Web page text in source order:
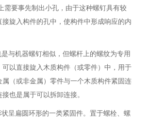
需要事先制出小孔，由于这种螺钉具有较
旋入构件的孔中，使构件中形成响应的内
与机器螺钉相似，但螺杆上的螺纹为专用
以直接旋入木质构件（或零件）中，用于
（或非金属）零件与一个木质构件紧固连
也是属于可以拆卸连接。
呈扁圆环形的一类紧固件。置于螺栓、螺